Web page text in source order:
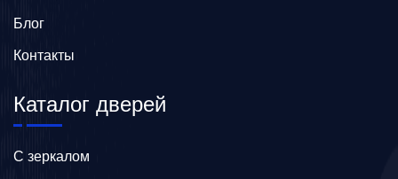
Блог
Контакты
Каталог дверей
C зеркалом